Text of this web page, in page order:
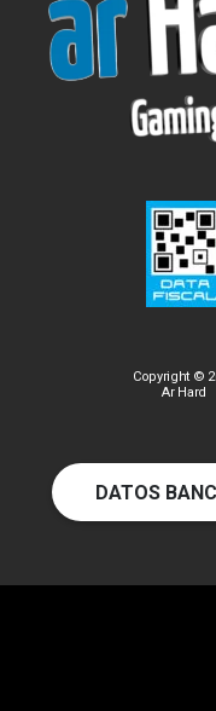
Copyright ©
Ar Hard
DATOS